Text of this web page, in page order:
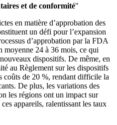
et de conformité"
en matière d’approbation des
un défi pour l’expansion
d’approbation par la FDA
moyenne 24 à 36 mois, ce qui
dispositifs. De même, en
au Règlement sur les dispositifs
coûts de 20 %, rendant difficile la
De plus, les variations des
les régions ont un impact sur
appareils, ralentissant les taux